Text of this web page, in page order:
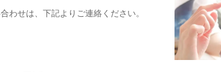
わせは、下記よりご連絡ください。